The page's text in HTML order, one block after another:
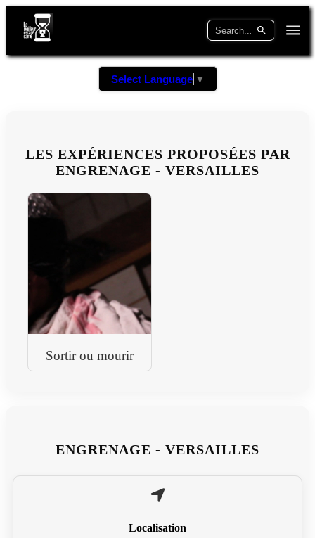
Select Language ▼
LES EXPÉRIENCES PROPOSÉES PAR
ENGRENAGE - VERSAILLES
Sortir ou mourir
ENGRENAGE - VERSAILLES
Localisation